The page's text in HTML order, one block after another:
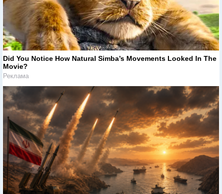
Did You Notice How Natural Simba’s Movements Looked In The
Movie?
Реклама